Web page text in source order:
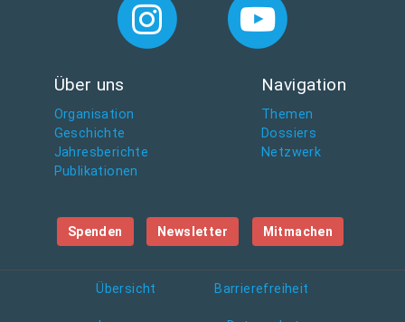
Über uns
Organisation
Geschichte
Jahresberichte
Publikationen
Navigation
Themen
Dossiers
Netzwerk
Spenden Newsletter Mitmachen
Übersicht Barrierefreiheit